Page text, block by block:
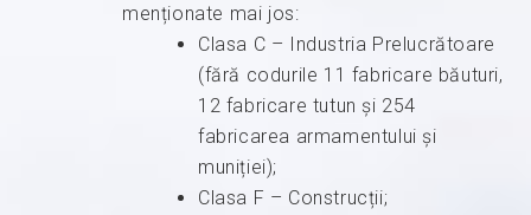
menționate mai jos:
Clasa C – Industria Prelucrătoare
(fără codurile 11 fabricare băuturi,
12 fabricare tutun și 254
fabricarea armamentului și
muniției);
Clasa F – Construcții;